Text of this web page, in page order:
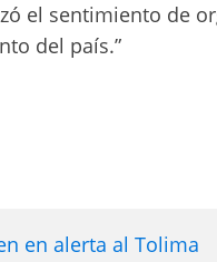
el sentimiento de
del país.”
en alerta al Tolima